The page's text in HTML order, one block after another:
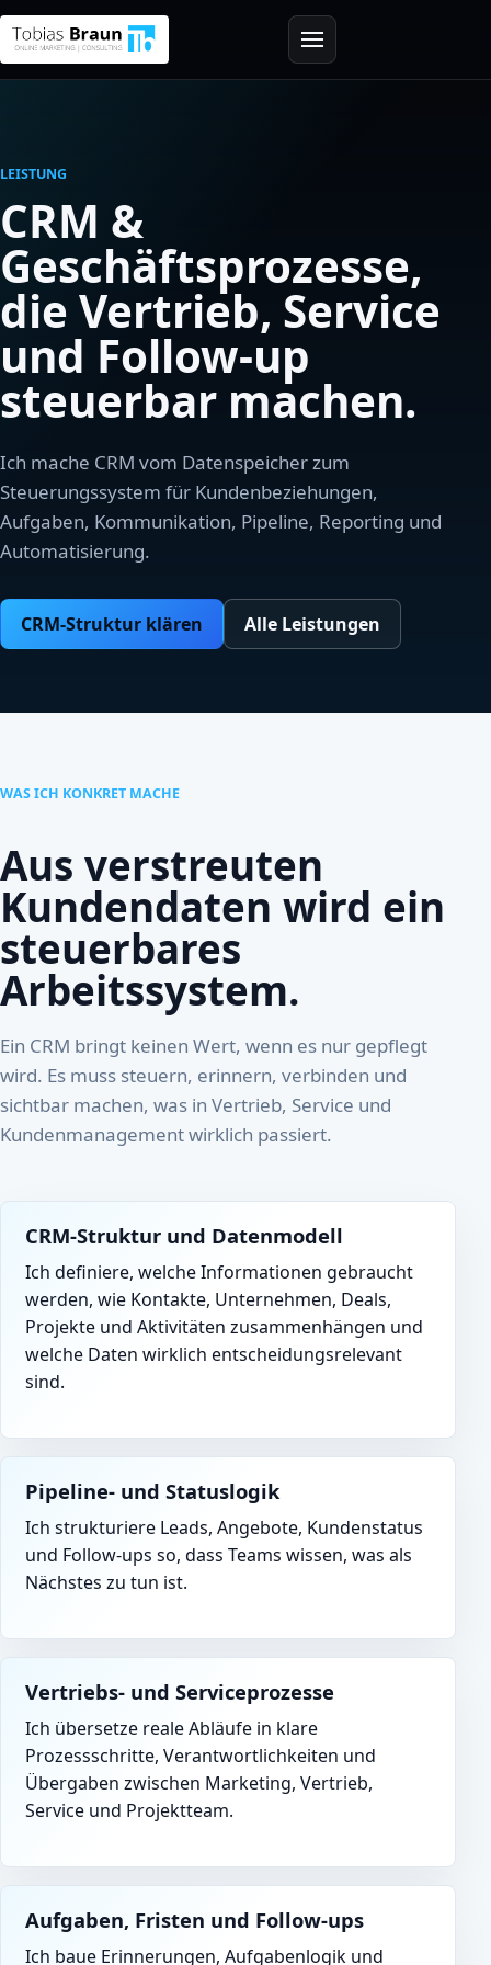
LEISTUNG
CRM &
Geschäftsprozesse,
die Vertrieb, Service
und Follow-up
steuerbar machen.
Ich mache CRM vom Datenspeicher zum
Steuerungssystem für Kundenbeziehungen,
Aufgaben, Kommunikation, Pipeline, Reporting und
Automatisierung.
CRM-Struktur klären Alle Leistungen
WAS ICH KONKRET MACHE
Aus verstreuten
Kundendaten wird ein
steuerbares
Arbeitssystem.
Ein CRM bringt keinen Wert, wenn es nur gepflegt
wird. Es muss steuern, erinnern, verbinden und
sichtbar machen, was in Vertrieb, Service und
Kundenmanagement wirklich passiert.
CRM-Struktur und Datenmodell
Ich definiere, welche Informationen gebraucht
werden, wie Kontakte, Unternehmen, Deals,
Projekte und Aktivitäten zusammenhängen und
welche Daten wirklich entscheidungsrelevant
sind.
Pipeline- und Statuslogik
Ich strukturiere Leads, Angebote, Kundenstatus
und Follow-ups so, dass Teams wissen, was als
Nächstes zu tun ist.
Vertriebs- und Serviceprozesse
Ich übersetze reale Abläufe in klare
Prozessschritte, Verantwortlichkeiten und
Übergaben zwischen Marketing, Vertrieb,
Service und Projektteam.
Aufgaben, Fristen und Follow-ups
Ich baue Erinnerungen, Aufgabenlogik und